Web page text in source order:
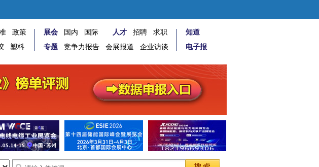
政策
塑料
展会 国内 国际 人才 招聘
求职
专题
竞争力报告 会展报道 企业访谈
知道
电子报